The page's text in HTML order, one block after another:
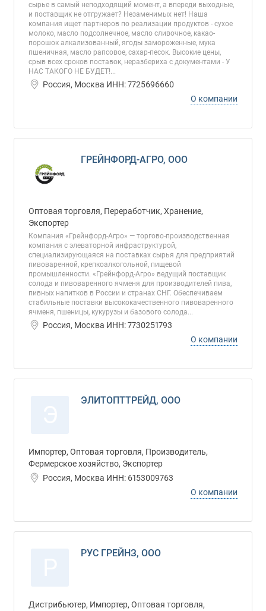
сырье в самый неподходящий момент, а впереди выходные,
и поставщик не отгружает? Незаменимых нет! Наша
компания ищет партнеров по реализации продуктов - сухое
молоко, масло подсолнечное, масло сливочное, какао-
порошок алкализованный, ягоды замороженные, мука
пшеничная, масло рапсовое, сахар-песок. Высокие цены,
срыв всех сроков поставок, неразбериха с документами - У
НАС ТАКОГО НЕ БУДЕТ!...
Россия, Москва ИНН: 7725696660
О компании
ГРЕЙНФОРД-АГРО, ООО
Оптовая торговля, Переработчик, Хранение,
Экспортер
Компания «Грейнфорд-Агро» — торгово-производственная
компания с элеваторной инфраструктурой,
специализирующаяся на поставках сырья для предприятий
пивоваренной, крепкоалкогольной, пищевой
промышленности. «Грейнфорд-Агро» ведущий поставщик
солода и пивоваренного ячменя для производителей пива,
пивных напитков в России и странах СНГ. Обеспечиваем
стабильные поставки высококачественного пивоваренного
ячменя, пшеницы, кукурузы и базового солода...
Россия, Москва ИНН: 7730251793
О компании
ЭЛИТОПТТРЕЙД, ООО
Импортер, Оптовая торговля, Производитель,
Фермерское хозяйство, Экспортер
Россия, Москва ИНН: 6153009763
О компании
РУС ГРЕЙНЗ, ООО
Дистрибьютер, Импортер, Оптовая торговля,